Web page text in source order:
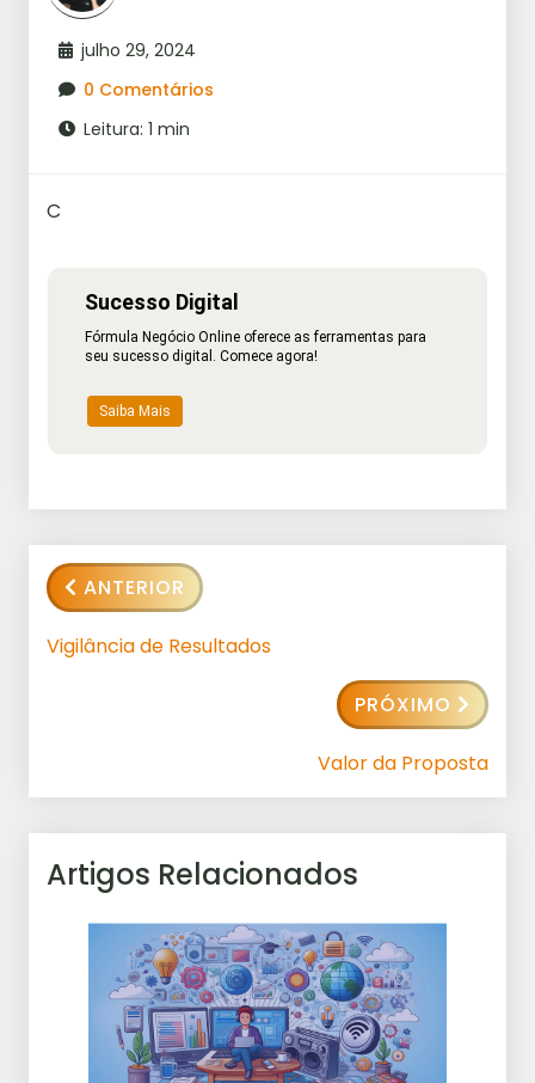
julho 29, 2024
0 Comentários
Leitura: 1 min
C
Sucesso Digital
Fórmula Negócio Online oferece as ferramentas para
seu sucesso digital. Comece agora!
Saiba Mais
ANTERIOR
Vigilância de Resultados
PRÓXIMO
Valor da Proposta
Artigos Relacionados